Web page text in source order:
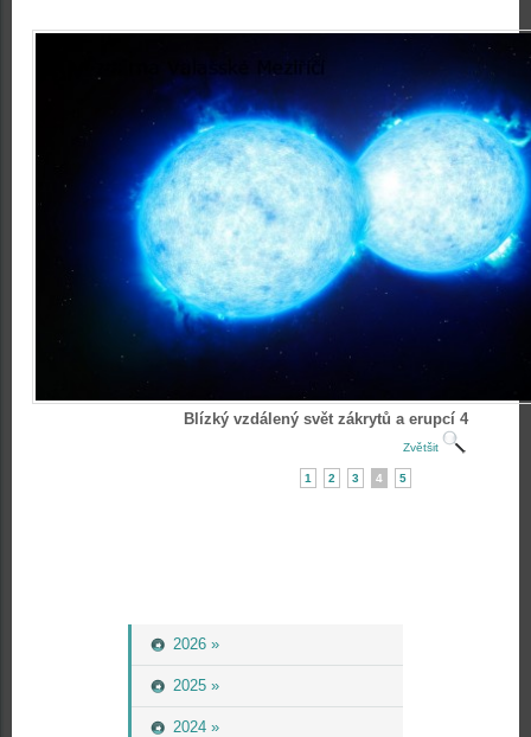
2026 »
2025 »
2024 »
Blízký vzdálený svět zákrytů a erupcí 4
Zvětšit
1 2 3 4 5